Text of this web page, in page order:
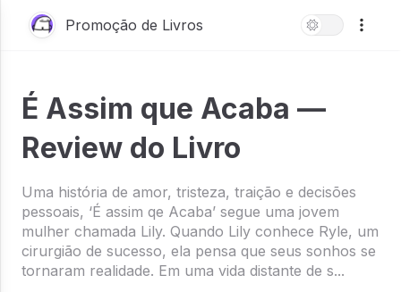
Promoção de Livros
É Assim que Acaba —
Review do Livro
Uma história de amor, tristeza, traição e decisões
pessoais, ‘É assim qe Acaba’ segue uma jovem
mulher chamada Lily. Quando Lily conhece Ryle, um
cirurgião de sucesso, ela pensa que seus sonhos se
tornaram realidade. Em uma vida distante de s...